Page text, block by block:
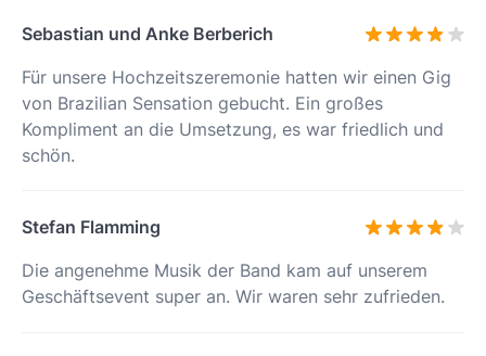
Sebastian und Anke Berberich
Für unsere Hochzeitszeremonie hatten wir einen Gig
von Brazilian Sensation gebucht. Ein großes
Kompliment an die Umsetzung, es war friedlich und
schön.
Stefan Flamming
Die angenehme Musik der Band kam auf unserem
Geschäftsevent super an. Wir waren sehr zufrieden.